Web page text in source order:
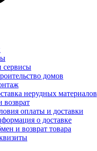
сервисы
домов
нерудных материалов
возврат
оплаты и доставки
о доставке
и возврат товара